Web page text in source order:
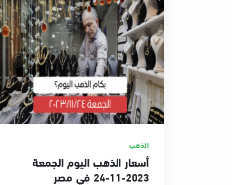
الذهب
أسعار الذهب اليوم الجمعة
2023-11-24 في مصر